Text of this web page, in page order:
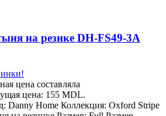
на резике DH-FS49-3A
цена составляла
цена: 155 MDL.
Danny Home Коллекция: Oxford Stripe